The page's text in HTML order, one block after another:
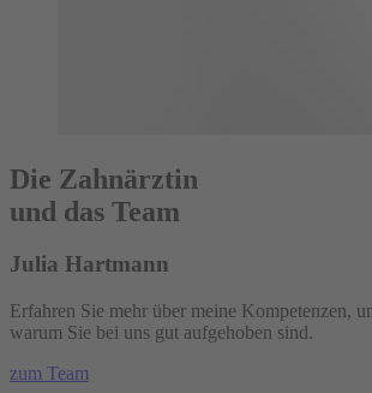
Die Zahnärztin
und das Team
Julia Hartmann
Erfahren Sie mehr über meine Kompetenzen,
warum Sie bei uns gut aufgehoben sind.
zum Team